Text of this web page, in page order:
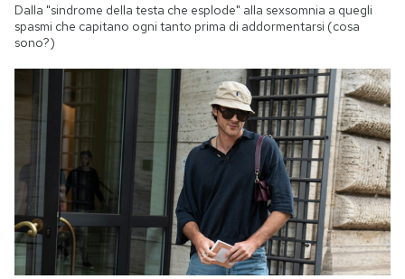
Dalla "sindrome della testa che esplode" alla sexsomnia a quegli
spasmi che capitano ogni tanto prima di addormentarsi (cosa
sono?)